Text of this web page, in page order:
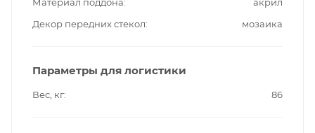
Декор передних стекол
мозаика
Параметры для логистики
Вес, кг 86